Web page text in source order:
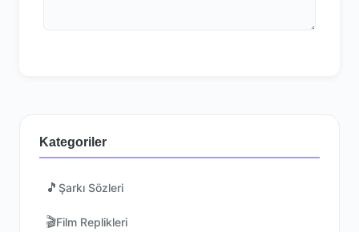
Kategoriler
🎵 Şarkı Sözleri
🎬Film Replikleri